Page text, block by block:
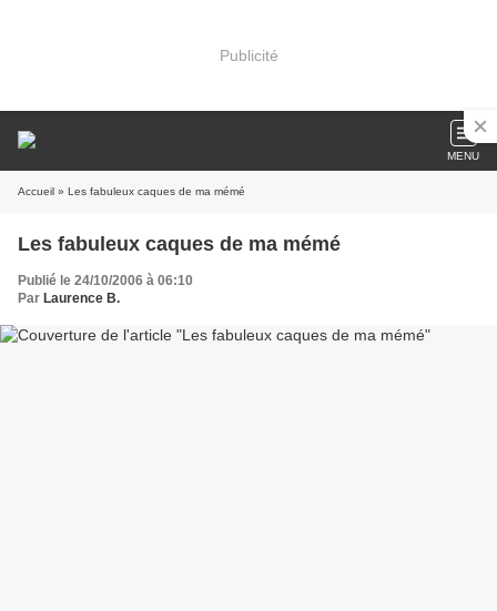
Publicité
MENU
Accueil » Les fabuleux caques de ma mémé
Les fabuleux caques de ma mémé
Publié le 24/10/2006 à 06:10
Par Laurence B.